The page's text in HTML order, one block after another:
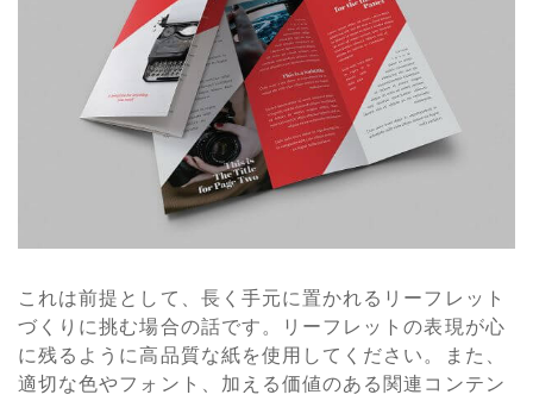
これは前提として、長く手元に置かれるリーフレット
づくりに挑む場合の話です。リーフレットの表現が心
に残るように高品質な紙を使用してください。また、
適切な色やフォント、加える価値のある関連コンテン